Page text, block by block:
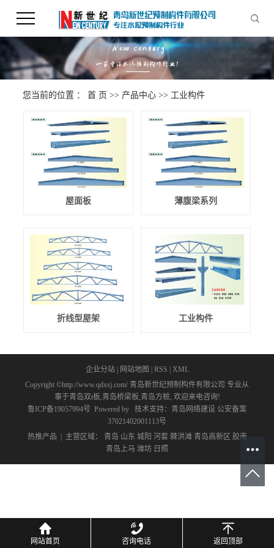
您当前的位置 ：首 页 >> 产品中心 >> 工业构件
屋面板 薄腹梁系列
折线型屋架 工业构件
网站首页 咨询电话 返回顶部
企业分站| 网站地图 RSS
XML
Copyright ©http://www.qdxsj.com/ 青岛新世纪预制构件有限公司 专业从
事于青岛双t板,青岛桥梁板,青岛方桩, 欢迎来电咨询!
鲁ICP备19057994号 Powered by 技术支持： 青岛网络建设 公安备案
37021402001113号
热推产品 | 主营区域： 青岛 山东 城阳 河套 棘洪滩 青岛高新区 胶南
青岛上马 潍坊 日照
网站首页 咨询电话 返回顶部